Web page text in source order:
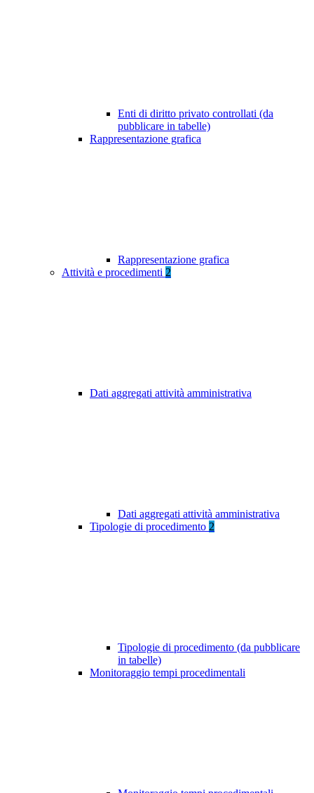
Enti di diritto privato controllati (da
pubblicare in tabelle)
Rappresentazione grafica
Rappresentazione grafica
Attività e procedimenti 2
Dati aggregati attività amministrativa
Dati aggregati attività amministrativa
Tipologie di procedimento 2
Tipologie di procedimento (da pubblicare
in tabelle)
Monitoraggio tempi procedimentali